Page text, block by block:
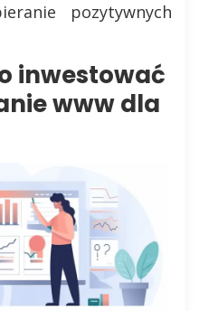
pozytywnych
inwestować
www dla